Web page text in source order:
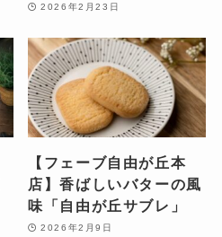
2026年2月23日
【フェーブ自由が丘本
店】香ばしいバターの風
味「自由が丘サブレ」
2026年2月9日